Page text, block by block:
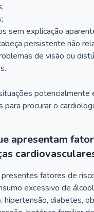
sem explicação
persistente não
de visão ou
potencialmente
para procurar o
apresentam
fatores de
excessivo de
hipertensão, diabetes,